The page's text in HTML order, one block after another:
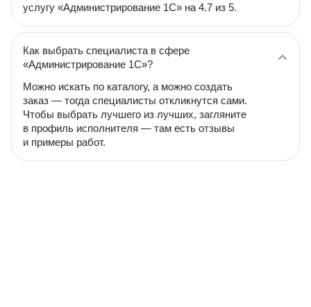
услугу «Администрирование 1С» на 4.7 из 5.
Как выбрать специалиста в сфере
«Администрирование 1С»?
Можно искать по каталогу, а можно создать
заказ — тогда специалисты откликнутся сами.
Чтобы выбрать лучшего из лучших, загляните
в профиль исполнителя — там есть отзывы
и примеры работ.